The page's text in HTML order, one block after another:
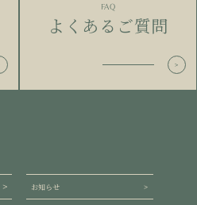
FAQ
よくあるご質問
お知らせ